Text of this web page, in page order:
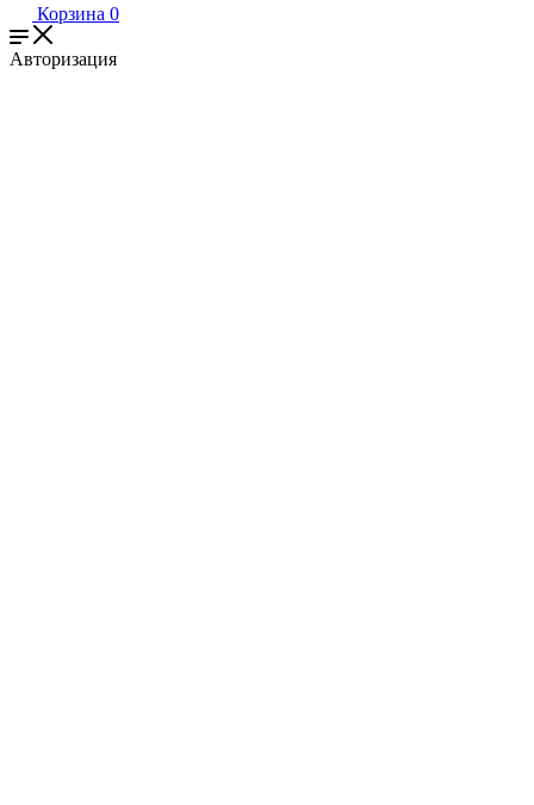
Корзина 0
Авторизация